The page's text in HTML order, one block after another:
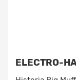
ELECTRO-